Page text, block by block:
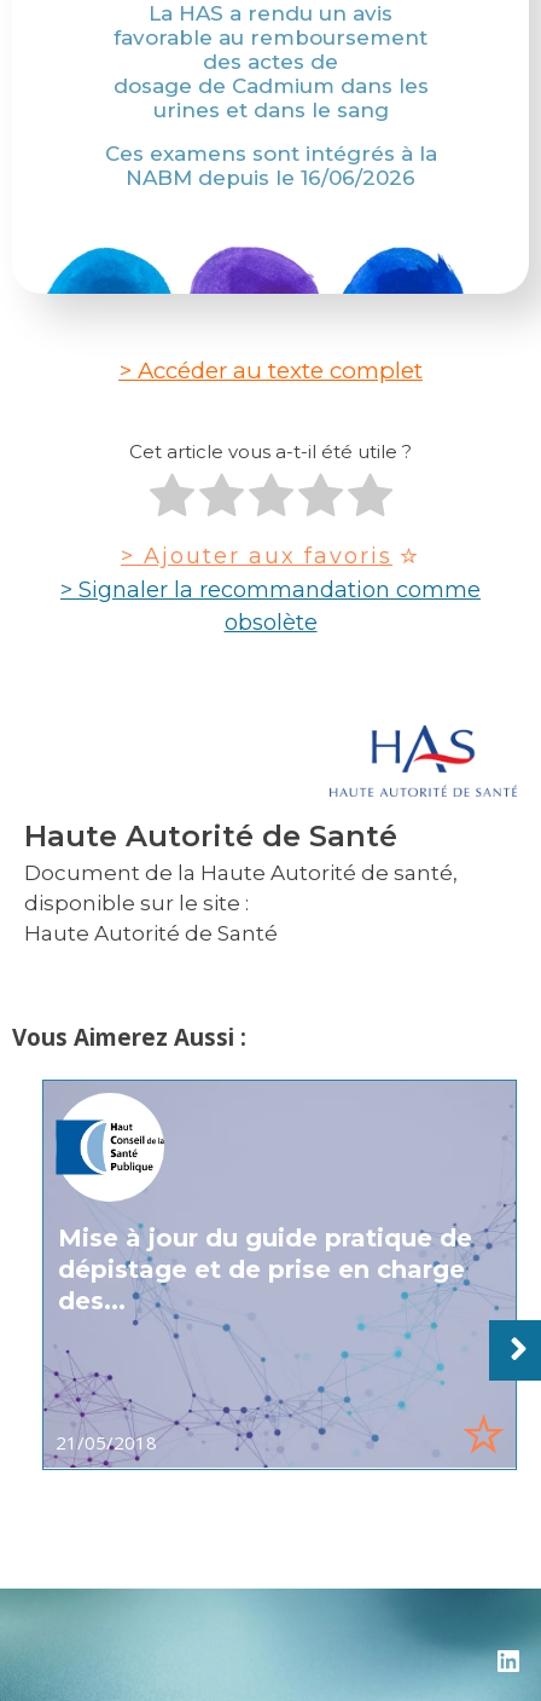
La HAS a rendu un avis
favorable au remboursement
des actes de
dosage de Cadmium dans les
urines et dans le sang
Ces examens sont intégrés à la
NABM depuis le 16/06/2026
> Accéder au texte complet
Cet article vous a-t-il été utile ?
> Ajouter aux favoris
> Signaler la recommandation comme
obsolète
Haute Autorité de Santé
Document de la Haute Autorité de santé,
disponible sur le site :
Haute Autorité de Santé
Vous Aimerez Aussi :
Mise à jour du guide pratique de
dépistage et de prise en charge
des...
21/05/2018